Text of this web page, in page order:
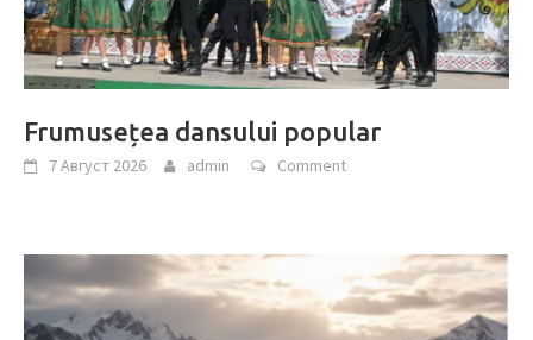
Frumusețea dansului popular
7 Август 2026 admin Comment